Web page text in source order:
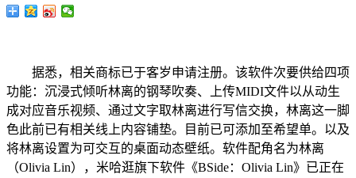
据悉，相关商标已于客岁申请注册。该软件次要供给四项
功能：沉浸式倾听林离的钢琴吹奏、上传MIDI文件以从动生
成对应音乐视频、通过文字取林离进行写信交换，林离这一脚
色此前已有相关线上内容铺垫。目前已可添加至希望单。以及
将林离设置为可交互的桌面动态壁纸。软件配角名为林离
（Olivia Lin），米哈逛旗下软件《BSide：Olivia Lin》已正在